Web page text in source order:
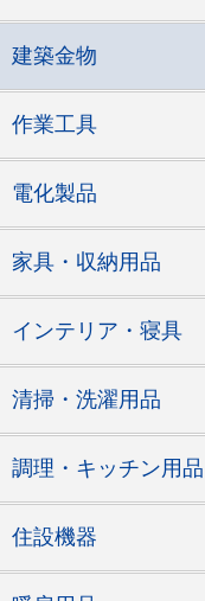
建築金物
作業工具
電化製品
家具・収納用品
インテリア・寝具
清掃・洗濯用品
調理・キッチン用品
住設機器